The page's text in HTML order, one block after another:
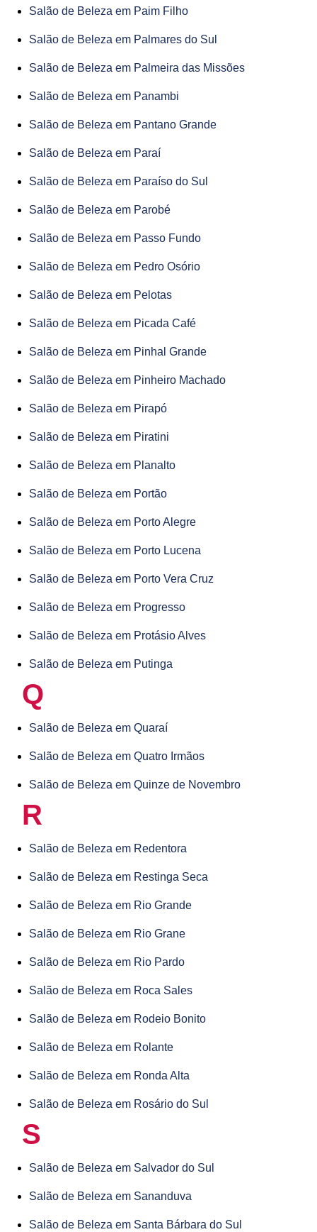
Salão de Beleza em Paim Filho
Salão de Beleza em Palmares do Sul
Salão de Beleza em Palmeira das Missões
Salão de Beleza em Panambi
Salão de Beleza em Pantano Grande
Salão de Beleza em Paraí
Salão de Beleza em Paraíso do Sul
Salão de Beleza em Parobé
Salão de Beleza em Passo Fundo
Salão de Beleza em Pedro Osório
Salão de Beleza em Pelotas
Salão de Beleza em Picada Café
Salão de Beleza em Pinhal Grande
Salão de Beleza em Pinheiro Machado
Salão de Beleza em Pirapó
Salão de Beleza em Piratini
Salão de Beleza em Planalto
Salão de Beleza em Portão
Salão de Beleza em Porto Alegre
Salão de Beleza em Porto Lucena
Salão de Beleza em Porto Vera Cruz
Salão de Beleza em Progresso
Salão de Beleza em Protásio Alves
Salão de Beleza em Putinga
Q
Salão de Beleza em Quaraí
Salão de Beleza em Quatro Irmãos
Salão de Beleza em Quinze de Novembro
R
Salão de Beleza em Redentora
Salão de Beleza em Restinga Seca
Salão de Beleza em Rio Grande
Salão de Beleza em Rio Grane
Salão de Beleza em Rio Pardo
Salão de Beleza em Roca Sales
Salão de Beleza em Rodeio Bonito
Salão de Beleza em Rolante
Salão de Beleza em Ronda Alta
Salão de Beleza em Rosário do Sul
S
Salão de Beleza em Salvador do Sul
Salão de Beleza em Sananduva
Salão de Beleza em Santa Bárbara do Sul